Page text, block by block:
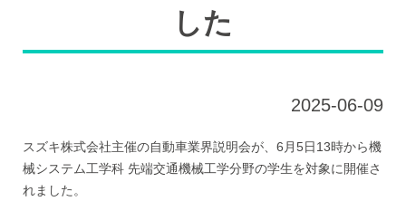
した
2025-06-09
スズキ株式会社主催の自動車業界説明会が、6月5日13時から機
械システム工学科 先端交通機械工学分野の学生を対象に開催さ
れました。